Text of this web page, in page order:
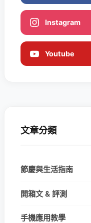
Instagram
Youtube
文章分類
節慶與生活指南
開箱文 & 評測
手機應用教學